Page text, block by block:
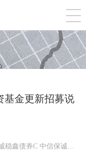
切
基金更新招募说
中信保诚稳鑫债券A 中信保诚稳鑫债券C 中信保诚稳鑫债券D